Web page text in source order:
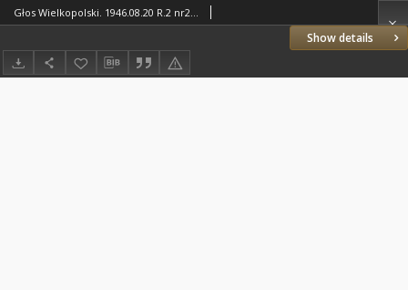
Show details
Głos Wielkopolski. 1946.08.20 R.2 nr227 Wyd.A